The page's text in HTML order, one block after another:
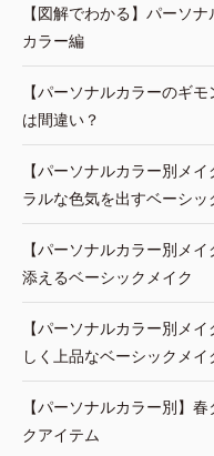
【図解でわかる】パーソ
カラー編
【パーソナルカラーのギ
は間違い？
【パーソナルカラー別メ
ラルな色気を出すベーシッ
【パーソナルカラー別メ
添えるベーシックメイク
【パーソナルカラー別メ
しく上品なベーシックメイ
【パーソナルカラー別】
クアイテム